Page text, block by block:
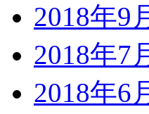
2018年9
2018年7
2018年6